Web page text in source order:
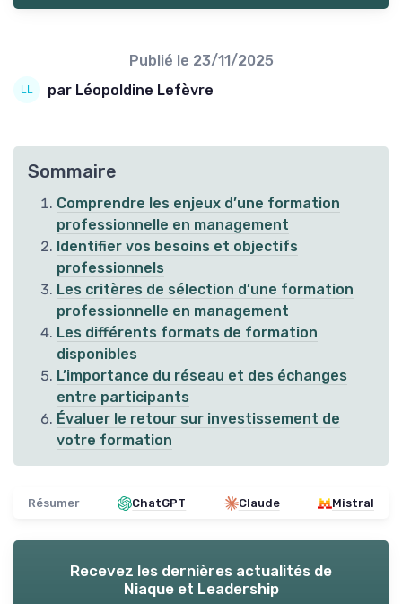
Publié le 23/11/2025
par Léopoldine Lefèvre
Sommaire
Comprendre les enjeux d’une formation
professionnelle en management
Identifier vos besoins et objectifs
professionnels
Les critères de sélection d’une formation
professionnelle en management
Les différents formats de formation
disponibles
L’importance du réseau et des échanges
entre participants
Évaluer le retour sur investissement de
votre formation
Résumer ChatGPT Claude Mistral
Recevez les dernières actualités de
Niaque et Leadership